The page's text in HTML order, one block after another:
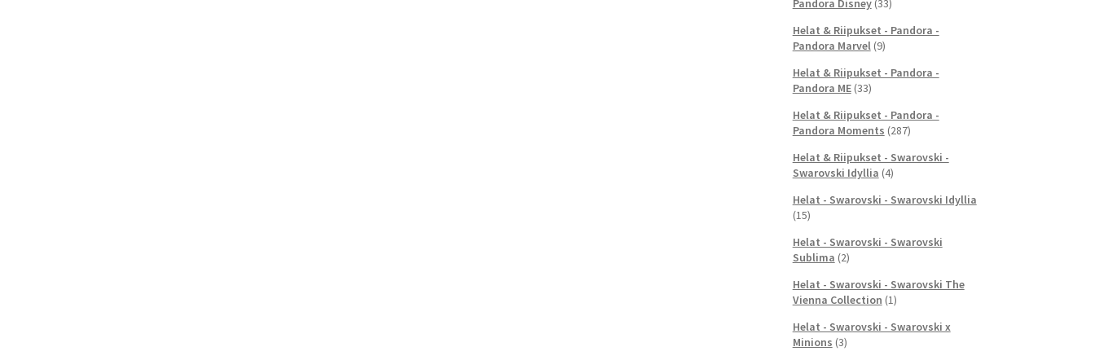
Helat & Riipukset - Pandora -
Pandora Marvel (9)
Helat & Riipukset - Pandora -
Pandora ME (33)
Helat & Riipukset - Pandora -
Pandora Moments (287)
Helat & Riipukset - Swarovski -
Swarovski Idyllia (4)
Helat - Swarovski - Swarovski Idyllia
(15)
Helat - Swarovski - Swarovski
Sublima (2)
Helat - Swarovski - Swarovski The
Vienna Collection (1)
Helat - Swarovski - Swarovski x
Minions (3)